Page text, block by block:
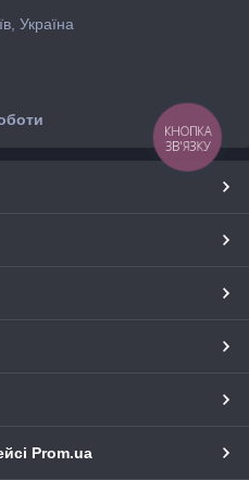
Україна
Prom.ua
КНОПКА
ЗВ'ЯЗКУ